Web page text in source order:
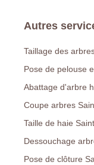
Autres
Taillage des
Pose de pelouse
Abattage d'arbre
Coupe arbres
Taille de haie
Dessouchage
Pose de clôture